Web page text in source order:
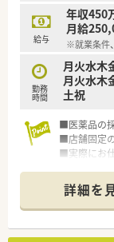
給与
年収450
月給
※就業条件
勤務
時間
月火水木
月火水木
土祝 10
■医薬品の
■店舗固定
■実際にお
詳細を